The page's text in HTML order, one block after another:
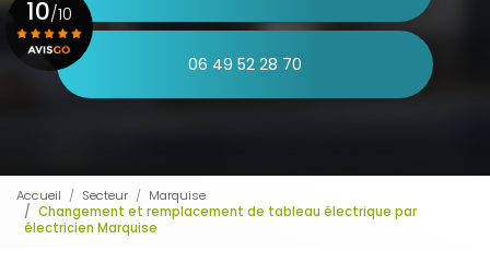
06 49 52 28 70
10/10
Voir le certificat
Accueil Secteur
Marquise
Changement et remplacement de tableau électrique par
électricien Marquise